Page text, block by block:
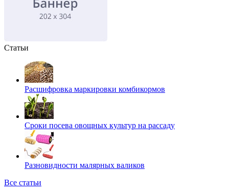
Статьи
Расшифровка маркировки комбикормов
Сроки посева овощных культур на рассаду
Разновидности малярных валиков
Все статьи